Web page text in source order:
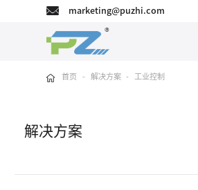
marketing@puzhi.com
首页 - 解决方案 - 工业控制
解决方案